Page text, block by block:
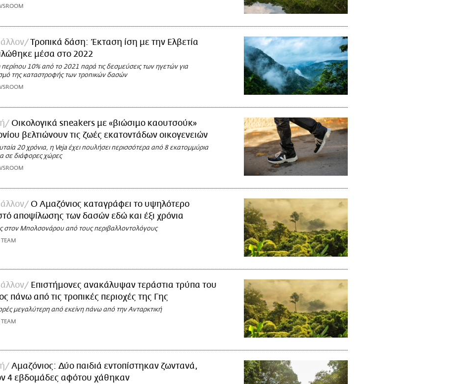
Τροπικά δάση: Έκταση ίση με την Ελβετία
μέσα στο 2022
10% από το 2021 παρά τις δεσμεύσεις των ηγετών για
της καταστροφής των τροπικών δασών
Οικολογικά sneakers με «βιώσιμο καουτσούκ»
βελτιώνουν τις ζωές εκατοντάδων οικογενειών
20 χρόνια, η Veja έχει πουλήσει περισσότερα από 8 εκατομμύρια
σε διάφορες χώρες
Ο Αμαζόνιος καταγράφει το υψηλότερο
αποψίλωσης των δασών εδώ και έξι χρόνια
στον Μπολσονάρου από τους περιβαλλοντολόγους
TEAM
Επιστήμονες ανακάλυψαν τεράστια τρύπα του
πάνω από τις τροπικές περιοχές της Γης
μεγαλύτερη από εκείνη πάνω από την Ανταρκτική
TEAM
Αμαζόνιος: Δύο παιδιά εντοπίστηκαν ζωντανά,
4 εβδομάδες αφότου χάθηκαν